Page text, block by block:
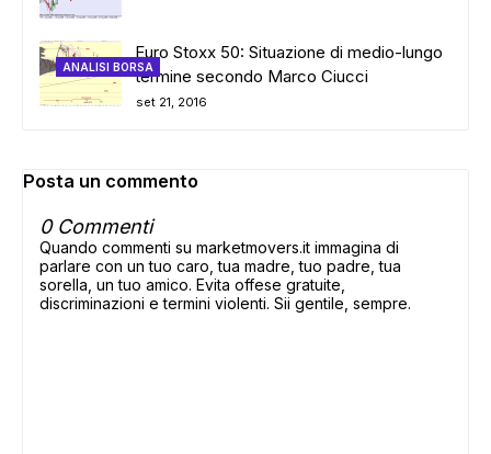
ANALISI BORSA
Euro Stoxx 50: Situazione di medio-lungo
termine secondo Marco Ciucci
set 21, 2016
Posta un commento
0 Commenti
Quando commenti su marketmovers.it immagina di
parlare con un tuo caro, tua madre, tuo padre, tua
sorella, un tuo amico. Evita offese gratuite,
discriminazioni e termini violenti. Sii gentile, sempre.